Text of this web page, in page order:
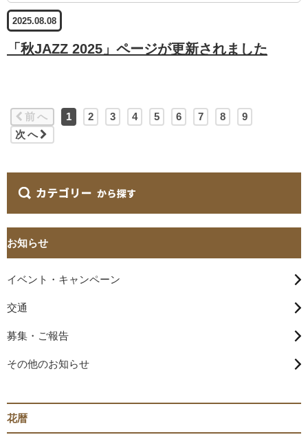
2025.08.08
「秋JAZZ 2025」ページが更新されました
前へ 1 2 3 4 5 6 7 8
9
次へ
お知らせ
イベント・キャンペーン
交通
募集・ご報告
その他のお知らせ
花暦